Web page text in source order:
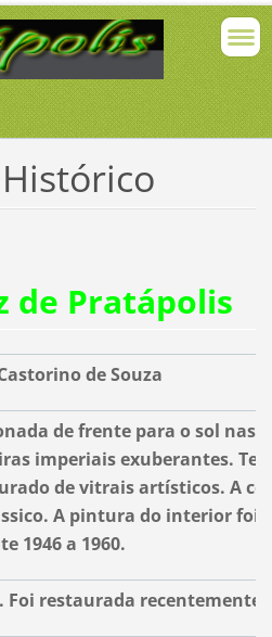
de Pratápolis
de Souza
de frente para o sol
imperiais exuberantes.
de vitrais artísticos. A
A pintura do interior foi
1946 a 1960.
Foi restaurada recentemente